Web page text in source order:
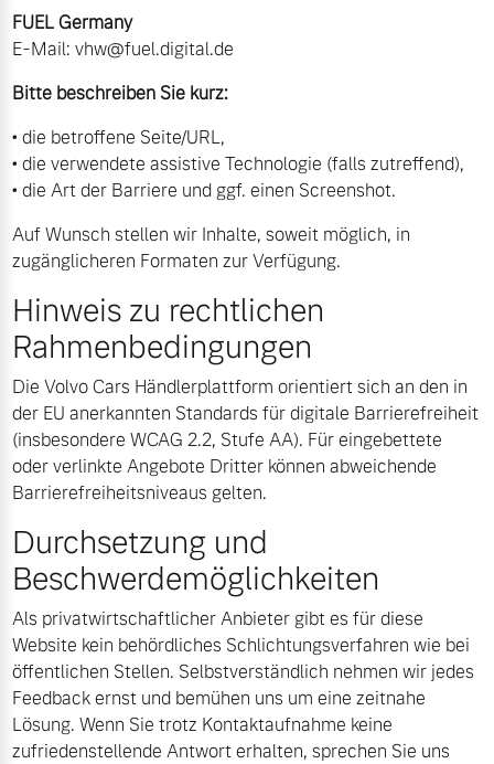
FUEL Germany
E‑Mail:vhw@fuel.digital.de
Bitte beschreiben Sie kurz:
• die betroffene Seite/URL,
• die verwendete assistive Technologie (falls zutreffend),
• die Art der Barriere und ggf. einen Screenshot.
Auf Wunsch stellen wir Inhalte, soweit möglich, in
zugänglicheren Formaten zur Verfügung.
Hinweis zu rechtlichen
Rahmenbedingungen
Die Volvo Cars Händlerplattform orientiert sich an den in
der EU anerkannten Standards für digitale Barrierefreiheit
(insbesondere WCAG 2.2, Stufe AA). Für eingebettete
oder verlinkte Angebote Dritter können abweichende
Barrierefreiheitsniveaus gelten.
Durchsetzung und
Beschwerdemöglichkeiten
Als privatwirtschaftlicher Anbieter gibt es für diese
Website kein behördliches Schlichtungsverfahren wie bei
öffentlichen Stellen. Selbstverständlich nehmen wir jedes
Feedback ernst und bemühen uns um eine zeitnahe
Lösung. Wenn Sie trotz Kontaktaufnahme keine
zufriedenstellende Antwort erhalten, sprechen Sie uns